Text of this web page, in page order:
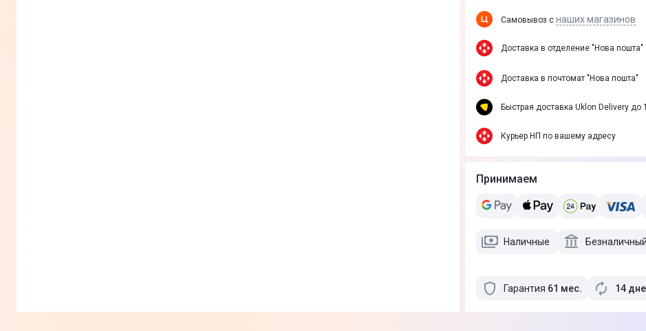
Самовывоз с наших магазинов
Доставка в отделение "Нова пошта"
Доставка в почтомат "Нова пошта"
Быстрая доставка Uklon Delivery до
Курьер НП по вашему адресу
Принимаем
Наличные
Гарантия 61 мес. 14